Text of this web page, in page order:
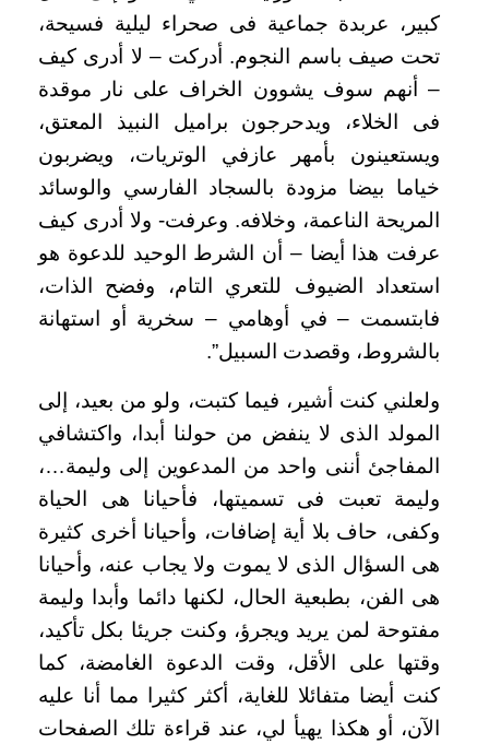
كبير، عربدة جماعية فى صحراء ليلية فسيحة،
تحت صيف باسم النجوم. أدركت – لا أدرى كيف
– أنهم سوف يشوون الخراف على نار موقدة
فى الخلاء، ويدحرجون براميل النبيذ المعتق،
ويستعينون بأمهر عازفي الوتريات، ويضربون
خياما بيضا مزودة بالسجاد الفارسي والوسائد
المريحة الناعمة، وخلافه. وعرفت- ولا أدرى كيف
عرفت هذا أيضا – أن الشرط الوحيد للدعوة هو
استعداد الضيوف للتعري التام، وفضح الذات،
فابتسمت – في أوهامي – سخرية أو استهانة
بالشروط، وقصدت السبيل.”
ولعلني كنت أشير، فيما كتبت، ولو من بعيد، إلى
المولد الذى لا ينفض من حولنا أبدا، واكتشافي
المفاجئ أننى واحد من المدعوين إلى وليمة…،
وليمة تعبت فى تسميتها، فأحيانا هى الحياة
وكفى، حاف بلا أية إضافات، وأحيانا أخرى كثيرة
هى السؤال الذى لا يموت ولا يجاب عنه، وأحيانا
هى الفن، بطبعية الحال، لكنها دائما وأبدا وليمة
مفتوحة لمن يريد ويجرؤ، وكنت جريئا بكل تأكيد،
وقتها على الأقل، وقت الدعوة الغامضة، كما
كنت أيضا متفائلا للغاية، أكثر كثيرا مما أنا عليه
الآن، أو هكذا يهيأ لي، عند قراءة تلك الصفحات